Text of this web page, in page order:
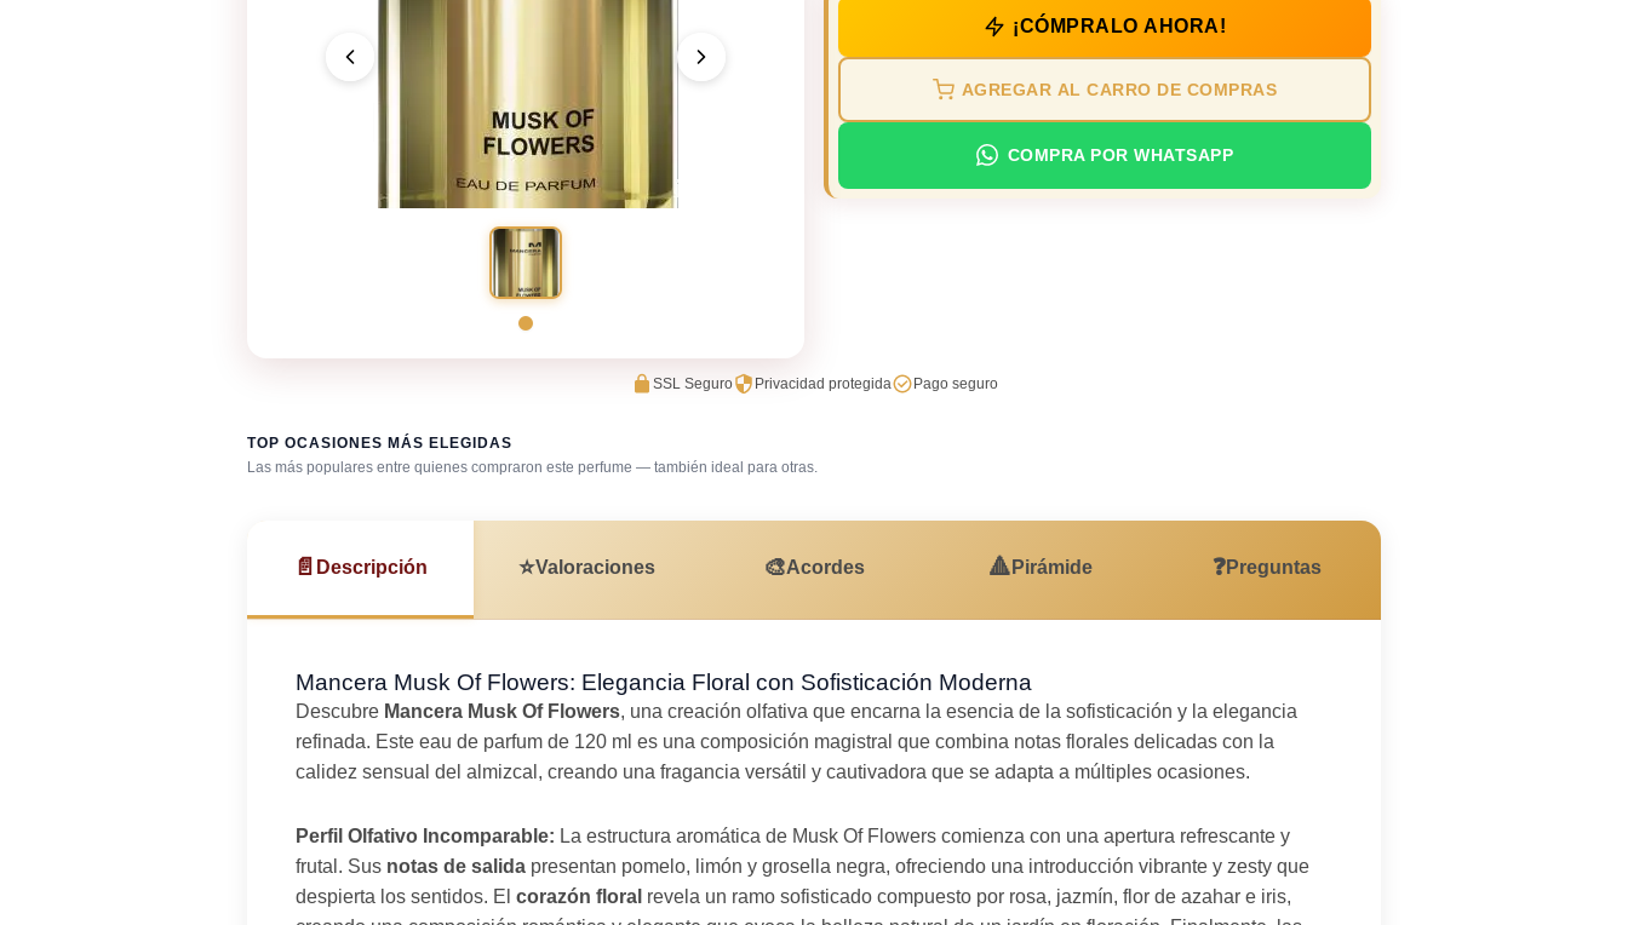
¡CÓMPRALO AHORA!
AGREGAR AL CARRO DE COMPRAS
COMPRA POR WHATSAPP
SSL Seguro Privacidad protegida Pago seguro
TOP OCASIONES MÁS ELEGIDAS
Las más populares entre quienes compraron este perfume — también ideal para otras.
Fragancia de firma Trabajo en oficina
📄 Descripción ⭐Valoraciones 🎨Acordes 🔺 Pirámide ❓Preguntas
Mancera Musk Of Flowers: Elegancia Floral con Sofisticación Moderna
Descubre Mancera Musk Of Flowers, una creación olfativa que encarna la esencia de la sofisticación y la elegancia
refinada. Este eau de parfum de 120 ml es una composición magistral que combina notas florales delicadas con la
calidez sensual del almizcal, creando una fragancia versátil y cautivadora que se adapta a múltiples ocasiones.
Perfil Olfativo Incomparable: La estructura aromática de Musk Of Flowers comienza con una apertura refrescante y
frutal. Sus notas de salida presentan pomelo, limón y grosella negra, ofreciendo una introducción vibrante y zesty que
despierta los sentidos. El corazón floral revela un ramo sofisticado compuesto por rosa, jazmín, flor de azahar e iris,